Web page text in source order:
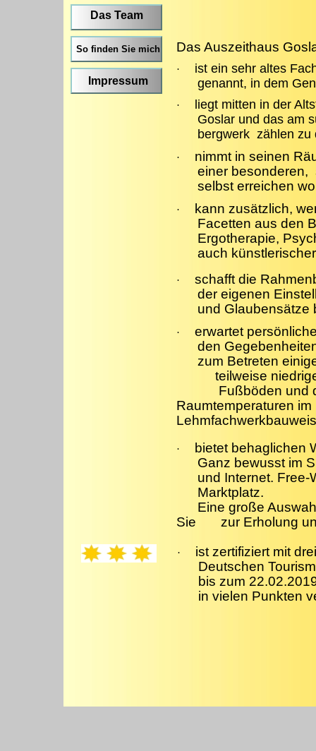
Das Team
So finden Sie mich Das Auszeithaus
·
ist ein sehr altes
genannt, in dem
·
nimmt in seinen
einer besonderen,
selbst erreichen
·
liegt mitten in der
Goslar und das am
bergwerk zählen zu
Impressum
·
kann zusätzlich,
Facetten aus den
Ergotherapie,
auch
·
schafft die
der eigenen
und Glaubensätze
·
erwartet
den
zum Betreten
teilweise
Fußböden und
Raumtemperaturen im
·
bietet behaglichen
Ganz bewusst im
und Internet.
Marktplatz.
Eine große
Sie
zur Erholung
·
ist zertifiziert mit
Deutschen
bis zum
in vielen Punkten